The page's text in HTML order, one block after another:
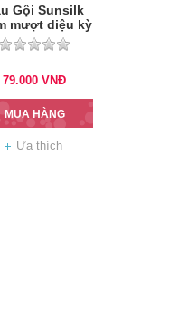
Gội Sunsilk
mượt diệu kỳ
320g
79.000 VNĐ
MUA HÀNG
Ưa thích